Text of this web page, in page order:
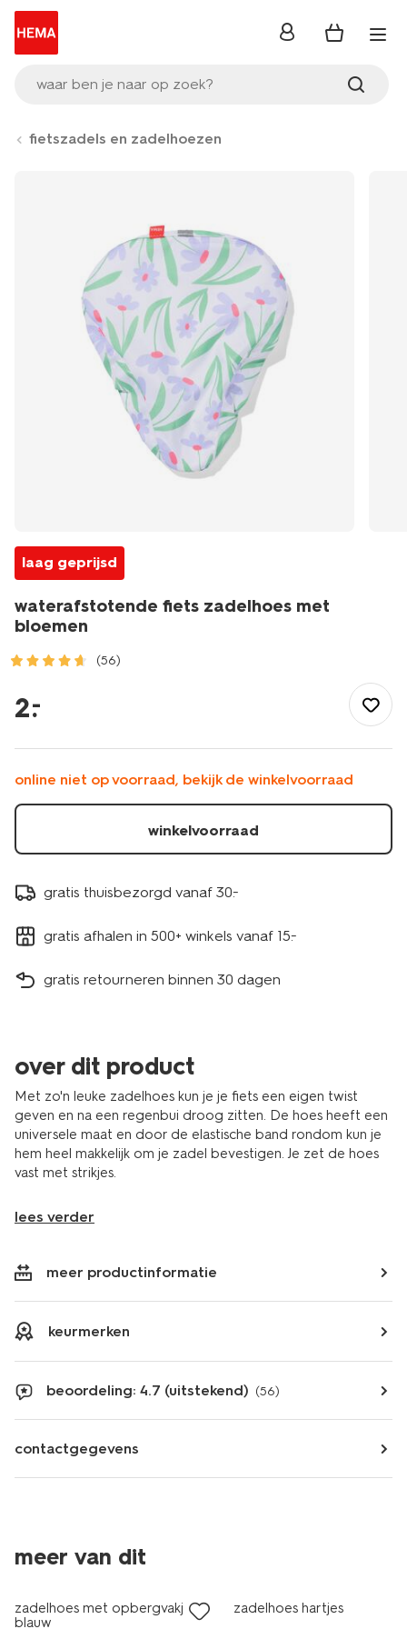
waar ben je naar op zoek?
inloggen
fietszadels en zadelhoezen
laag geprijsd
waterafstotende fiets zadelhoes met
bloemen
(56)
onderweg/fietsaccessoires/fietszadel-
hoezen/waterafstotende-
zadelhoes-
met-
41150052.html
2.
–
online niet op voorraad, bekijk de winkelvoorraad
winkelvoorraad
gratis thuisbezorgd vanaf 30.-
gratis afhalen in 500+ winkels vanaf 15.-
gratis retourneren binnen 30 dagen
over dit product
Met zo'n leuke zadelhoes kun je je fiets een eigen twist
geven en na een regenbui droog zitten. De hoes heeft een
universele maat en door de elastische band rondom kun je
hem heel makkelijk om je zadel bevestigen. Je zet de hoes
vast met strikjes.
lees verder
meer productinformatie
keurmerken
beoordeling: 4.7 (uitstekend) (56)
contactgegevens
meer van dit
zadelhoes met opbergvakje
blauw
zadelhoes hartjes